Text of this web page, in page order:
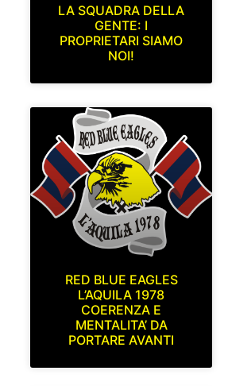
LA SQUADRA DELLA
GENTE: I
PROPRIETARI SIAMO
NOI!
RED BLUE EAGLES
L’AQUILA 1978
COERENZA E
MENTALITA’ DA
PORTARE AVANTI